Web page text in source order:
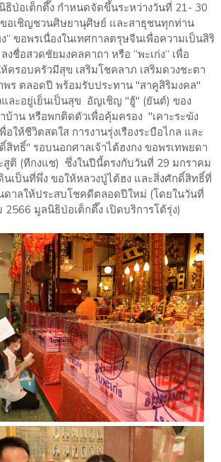
ธิป่อเต็กตึ๊ง กำหนดจัดขึ้นระหว่างวันที่ 21- 30
อเชิญชวนศิษยานุศิษย์ และสาธุชนทุกท่าน
” ขอพรเนื่องในเทศกาลตรุษจีนเพื่อความเป็นสิริ
ชื่อสวดชัยมงคลคาถา หรือ “พะเก่ง” เพื่อ
ห้ครอบครัวมีสุข เสริมโชคลาภ เสริมดวงชะตา
พร ตลอดปี พร้อมรับประทาน "สาคูสิริมงคล"
และอยู่เย็นเป็นสุข อัญเชิญ "ฮู้" (ยันต์) ของ
าน หรือพกติดตัวเพื่อคุ้มครอง "เคาะระฆัง
อให้ชีวิตสดใส การงานรุ่งเรืองระบือไกล และ
สิทธิ์" รอบนอกศาลเจ้าไต้ฮงกง ขอพรเทพยดา
สูติ (ทีกงแซ) ซึ่งในปีนี้ตรงกับวันที่ 29 มกราคม
เป็นที่พึ่ง ขอให้หลวงปู่ไต้ฮง และสิ่งศักดิ์สิทธิ์ที่
าลให้ประสบโชคดีตลอดปีใหม่ (โดยในวันที่
มูลนิธิป่อเต็กตึ๊ง เปิดบริการโต้รุ่ง)